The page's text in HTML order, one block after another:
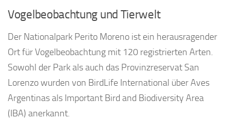
Vogelbeobachtung und Tierwelt
Der Nationalpark Perito Moreno ist ein herausragender
Ort für Vogelbeobachtung mit 120 registrierten Arten.
Sowohl der Park als auch das Provinzreservat San
Lorenzo wurden von BirdLife International über Aves
Argentinas als Important Bird and Biodiversity Area
(IBA) anerkannt.